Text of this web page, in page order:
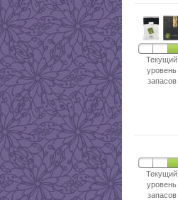
Текущий
уровень
запасов
Текущий
уровень
запасов